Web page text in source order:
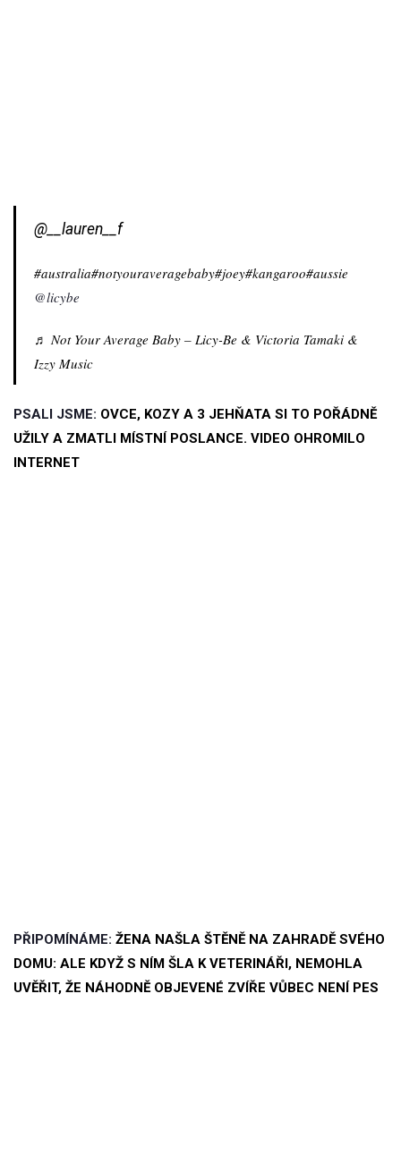
@__lauren__f
#australia#notyouraveragebaby#joey#kangaroo#aussie
@licybe
♬ Not Your Average Baby – Licy-Be & Victoria Tamaki &
Izzy Music
PSALI JSME: OVCE, KOZY A 3 JEHŇATA SI TO POŘÁDNĚ
UŽILY A ZMATLI MÍSTNÍ POSLANCE. VIDEO OHROMILO
INTERNET
PŘIPOMÍNÁME: ŽENA NAŠLA ŠTĚNĚ NA ZAHRADĚ SVÉHO
DOMU: ALE KDYŽ S NÍM ŠLA K VETERINÁŘI, NEMOHLA
UVĚŘIT, ŽE NÁHODNĚ OBJEVENÉ ZVÍŘE VŮBEC NENÍ PES